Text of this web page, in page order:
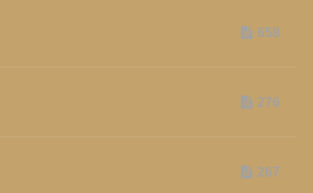
658
276
267